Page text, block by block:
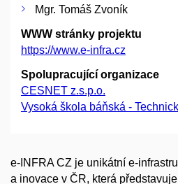
Mgr. Tomáš Zvoník
WWW stránky projektu
https://www.e-infra.cz
Spolupracující organizace
CESNET z.s.p.o.
Vysoká škola báňská -
e-INFRA CZ je unikátní e-
a inovace v ČR, která